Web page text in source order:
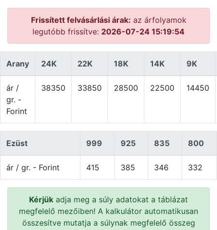
Frissített felvásárlási árak: az árfolyamok
legutóbb frissítve: 2026-07-24 15:19:54
Arany 24K 22K 18K 14K 9K
ár /
gr. -
Forint
38350 33850 28500 22500 14450
Ezüst 999 925 835 800
ár / gr. - Forint 415 385 346 332
Kérjük adja meg a súly adatokat a táblázat
megfelelő mezőiben! A kalkulátor automatikusan
összesítve mutatja a súlynak megfelelő összeg